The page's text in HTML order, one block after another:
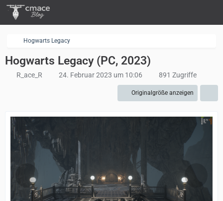
Hogwarts Legacy
Hogwarts Legacy (PC, 2023)
R_ace_R 24. Februar 2023 um 10:06 891 Zugriffe
Originalgröße anzeigen